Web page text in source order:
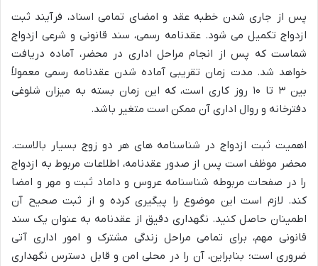
پس از جاری شدن خطبه عقد و امضای تمامی اسناد، فرآیند ثبت
ازدواج تکمیل می شود. عقدنامه رسمی، سند قانونی و شرعی ازدواج
شماست که پس از انجام مراحل اداری در محضر، آماده دریافت
خواهد شد. مدت زمان تقریبی آماده شدن عقدنامه رسمی معمولاً
بین ۳ تا ۱۰ روز کاری است، که این زمان بسته به میزان شلوغی
دفترخانه و روال اداری آن ممکن است متغیر باشد.
اهمیت ثبت ازدواج در شناسنامه های هر دو زوج بسیار بالاست.
محضر موظف است پس از صدور عقدنامه، اطلاعات مربوط به ازدواج
را در صفحات مربوطه شناسنامه عروس و داماد ثبت و مهر و امضا
کند. لازم است این موضوع را پیگیری کرده و از ثبت صحیح آن
اطمینان حاصل کنید. نگهداری دقیق از عقدنامه به عنوان یک سند
قانونی مهم، برای تمامی مراحل زندگی مشترک و امور اداری آتی
ضروری است؛ بنابراین، آن را در محلی امن و قابل دسترس نگهداری